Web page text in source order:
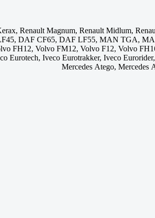
Renault Magnum, Renault Midlum,
DAF CF65, DAF LF55, MAN TGA,
FH12, Volvo FM12, Volvo F12, Volvo
Eurotech, Iveco Eurotrakker, Iveco
Mercedes Atego, Mercedes